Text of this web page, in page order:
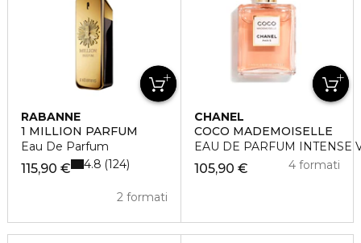
RABANNE
1 MILLION PARFUM
Eau De Parfum
115,90 €
2 formati
4.8 124
CHANEL
COCO MADEMOISELLE
EAU DE PARFUM INTENSE
105,90 € 4 formati